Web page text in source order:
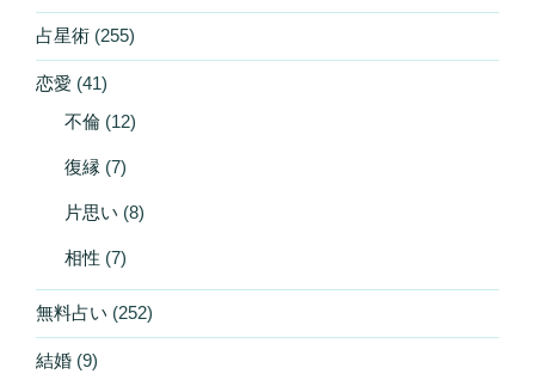
占星術 (255)
恋愛 (41)
不倫 (12)
復縁 (7)
片思い (8)
相性 (7)
無料占い (252)
結婚 (9)